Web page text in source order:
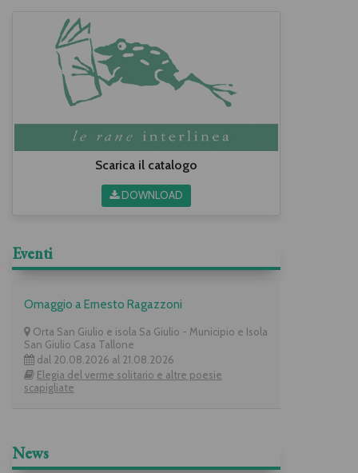
Scarica il catalogo
DOWNLOAD
Eventi
Omaggio a Ernesto Ragazzoni
Orta San Giulio e isola Sa Giulio - Municipio e Isola
San Giulio Casa Tallone
dal 20.08.2026 al 21.08.2026
Elegia del verme solitario e altre poesie
scapigliate
News